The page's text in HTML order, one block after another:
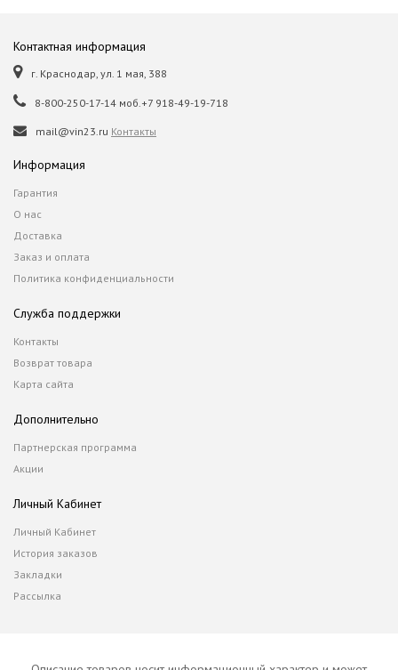
Контактная информация
г. Краснодар, ул. 1 мая, 388
8-800-250-17-14 моб.+7 918-49-19-718
mail@vin23.ru Контакты
Информация
Гарантия
О нас
Доставка
Заказ и оплата
Политика конфиденциальности
Служба поддержки
Контакты
Возврат товара
Карта сайта
Дополнительно
Партнерская программа
Акции
Личный Кабинет
Личный Кабинет
История заказов
Закладки
Рассылка